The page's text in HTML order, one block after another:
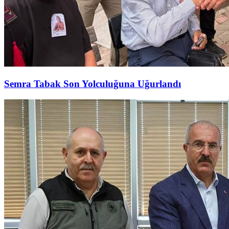
Semra Tabak Son Yolculuğuna Uğurlandı